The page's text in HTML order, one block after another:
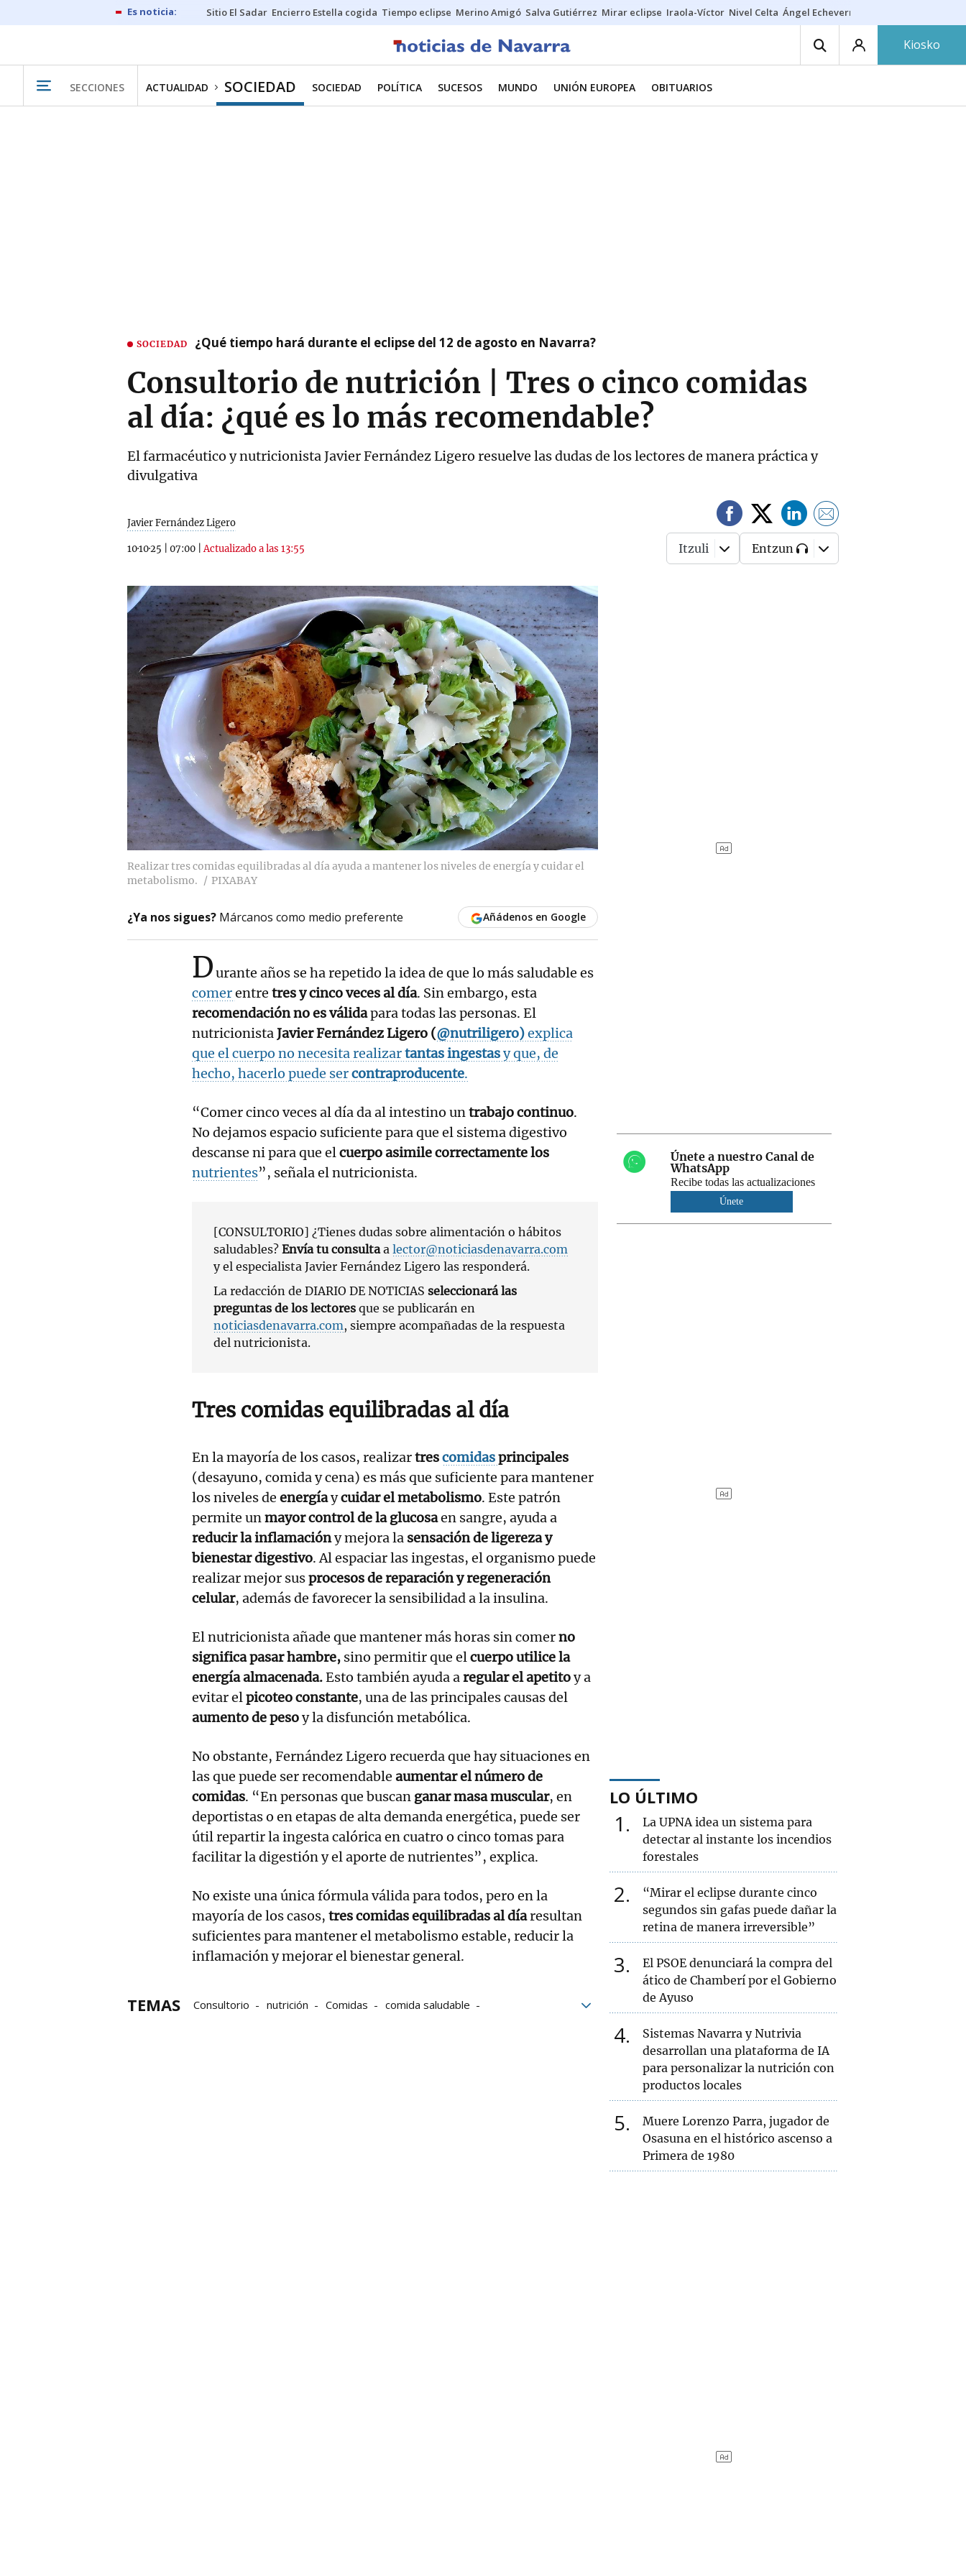
Sitio El Sadar Encierro Estella cogida Tiempo eclipse Merino Amigó Salva Gutiérrez Mirar eclipse Iraola-Víctor Nivel Celta Ángel Echeverría
Kiosko
SECCIONES ACTUALIDAD SOCIEDAD SOCIEDAD POLÍTICA SUCESOS MUNDO UNIÓN EUROPEA OBITUARIOS
SOCIEDAD ¿Qué tiempo hará durante el eclipse del 12 de agosto en Navarra?
Consultorio de nutrición | Tres o cinco comidas
al día: ¿qué es lo más recomendable?
El farmacéutico y nutricionista Javier Fernández Ligero resuelve las dudas de los lectores de manera práctica y
divulgativa
Javier Fernández Ligero
10·10·25 07:00 |Actualizado a las 13:55 Itzuli Entzun
Realizar tres comidas equilibradas al día ayuda a mantener los niveles de energía y cuidar el
metabolismo.
PIXABAY
¿Ya nos sigues? Márcanos como medio preferente Añádenos en Google
Durante años se ha repetido la idea de que lo más saludable es
comerentre tres y cinco veces al día. Sin embargo, esta
recomendación no es válidapara todas las personas. El
nutricionistaJavier Fernández Ligero (@nutriligero)explica
que el cuerpo no necesita realizartantas ingestasy que, de
hecho, hacerlo puede sercontraproducente.
“Comer cinco veces al día da al intestino untrabajo continuo.
No dejamos espacio suficiente para que el sistema digestivo
descanse ni para que elcuerpo asimile correctamente los
nutrientes”, señala el nutricionista.
[CONSULTORIO] ¿Tienes dudas sobre alimentación o hábitos
saludables? Envía tu consultaa lector@noticiasdenavarra.com
y el especialista Javier Fernández Ligero las responderá.
La redacción de DIARIO DE NOTICIAS seleccionará las
preguntas de los lectores que se publicarán en
noticiasdenavarra.com, siempre acompañadas de la respuesta
del nutricionista.
Tres comidas equilibradas al día
En la mayoría de los casos, realizartrescomidasprincipales
(desayuno, comida y cena) es más que suficiente para mantener
los niveles de energíaycuidar el metabolismo. Este patrón
permite unmayor control de la glucosaen sangre, ayuda a
reducir la inflamacióny mejora la sensación de ligereza y
bienestar digestivo. Al espaciar las ingestas, el organismo puede
realizar mejor susprocesos de reparación y regeneración
celular, además de favorecer la sensibilidad a la insulina.
El nutricionista añade que mantener más horas sin comerno
significa pasar hambre, sino permitir que elcuerpo utilice la
energía almacenada.Esto también ayuda aregular el apetitoy a
evitar elpicoteo constante, una de las principales causas del
aumento de pesoy la disfunción metabólica.
No obstante, Fernández Ligero recuerda que hay situaciones en
las que puede ser recomendable aumentar el número de
comidas. “En personas que buscan ganar masa muscular, en
deportistas o en etapas de alta demanda energética, puede ser
útil repartir la ingesta calórica en cuatro o cinco tomas para
facilitar la digestión y el aporte de nutrientes”, explica.
No existe una única fórmula válida para todos, pero en la
mayoría de los casos, tres comidas equilibradas al díaresultan
suficientes para mantener el metabolismo estable, reducir la
inflamación y mejorar el bienestar general.
TEMAS Consultorio nutrición Comidas
comida saludable
Únete a nuestro Canal de
WhatsApp
Recibe todas las actualizaciones
Únete
LO ÚLTIMO
1
La UPNA idea un sistema para
detectar al instante los incendios
forestales
2
“Mirar el eclipse durante cinco
segundos sin gafas puede dañar la
retina de manera irreversible”
3
El PSOE denunciará la compra del
ático de Chamberí por el Gobierno
de Ayuso
4
Sistemas Navarra y Nutrivia
desarrollan una plataforma de IA
para personalizar la nutrición con
productos locales
5
Muere Lorenzo Parra, jugador de
Osasuna en el histórico ascenso a
Primera de 1980